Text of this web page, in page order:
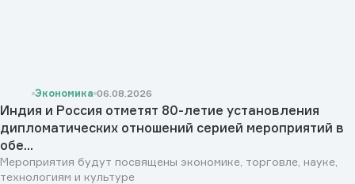
Экономика 06.08.2026
Индия и Россия отметят 80-летие установления
дипломатических отношений серией мероприятий в
обе...
Мероприятия будут посвящены экономике, торговле, науке,
технологиям и культуре